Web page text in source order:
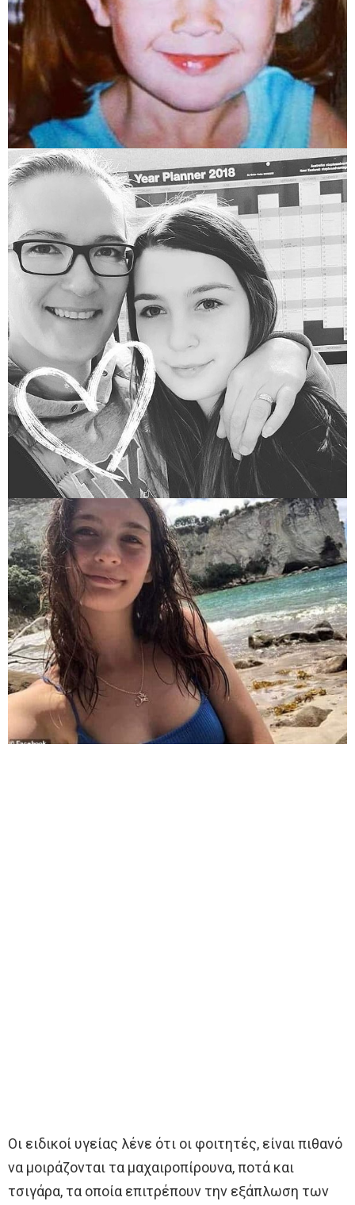
Οι ειδικοί υγείας λένε ότι οι φοιτητές, είναι πιθανό
να μοιράζονται τα μαχαιροπίρουνα, ποτά και
τσιγάρα, τα οποία επιτρέπουν την εξάπλωση των